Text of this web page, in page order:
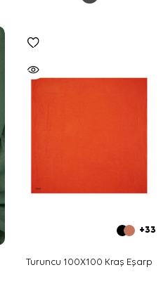
+33
Turuncu 100X100 Kraş Eşarp